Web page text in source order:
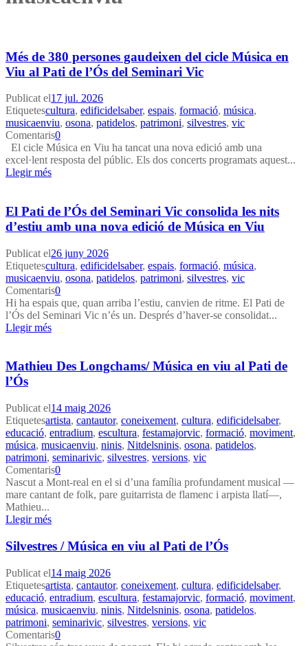
Més de 380 persones gaudeixen del cicle Música en
Viu al Pati de l’Ós del Seminari Vic
Publicat el17 jul. 2026
Etiquetescultura, edificidelsaber, espais, formació, música,
musicaenviu, osona, patidelos, patrimoni, silvestres, vic
Comentaris0
El cicle Música en Viu ha tancat una nova edició amb una
excel·lent resposta del públic. Els dos concerts programats aquest...
Llegir més
El Pati de l’Ós del Seminari Vic consolida les nits
d’estiu amb una nova edició de Música en Viu
Publicat el26 juny 2026
Etiquetescultura, edificidelsaber, espais, formació, música,
musicaenviu, osona, patidelos, patrimoni, silvestres, vic
Comentaris0
Hi ha espais que, quan arriba l’estiu, canvien de ritme. El Pati de
l’Ós del Seminari Vic n’és un. Després d’haver-se consolidat...
Llegir més
Mathieu Des Longchams/ Música en viu al Pati de
l’Ós
Publicat el14 maig 2026
Etiquetesartista, cantautor, coneixement, cultura, edificidelsaber,
educació, entradium, escultura, festamajorvic, formació, moviment,
música, musicaenviu, ninis, Nitdelsninis, osona, patidelos,
patrimoni, seminarivic, silvestres, versions, vic
Comentaris0
Nascut a Mont-real en el si d’una família profundament musical —
mare cantant de folk, pare guitarrista de flamenc i arpista llatí—,
Mathieu...
Llegir més
Silvestres / Música en viu al Pati de l’Ós
Publicat el14 maig 2026
Etiquetesartista, cantautor, coneixement, cultura, edificidelsaber,
educació, entradium, escultura, festamajorvic, formació, moviment,
música, musicaenviu, ninis, Nitdelsninis, osona, patidelos,
patrimoni, seminarivic, silvestres, versions, vic
Comentaris0